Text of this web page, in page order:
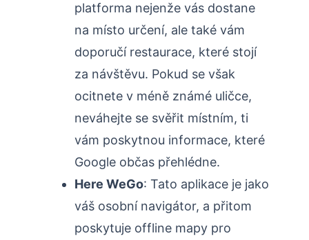
platforma nejenže vás dostane
na místo určení, ale také vám
doporučí restaurace, které stojí
za návštěvu. Pokud se však
ocitnete v méně známé uličce,
neváhejte se svěřit místním, ti
vám poskytnou informace, které
Google občas přehlédne.
Here WeGo: Tato aplikace je jako
váš osobní navigátor, a přitom
poskytuje offline mapy pro